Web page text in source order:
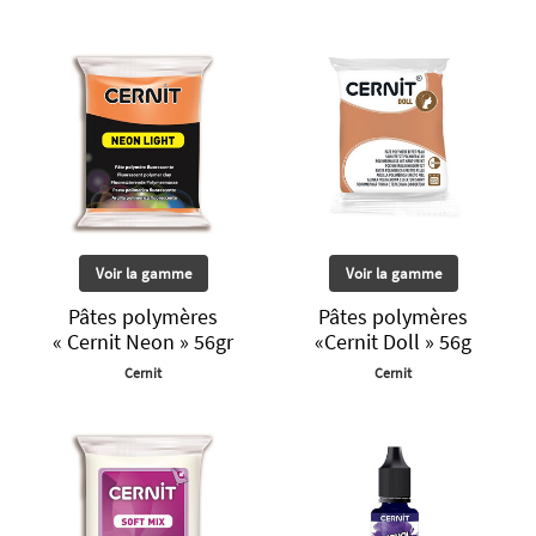
Voir la gamme
Pâtes polymères
« Cernit Neon » 56gr
Cernit
Voir la gamme
Pâtes polymères
«Cernit Doll » 56g
Cernit